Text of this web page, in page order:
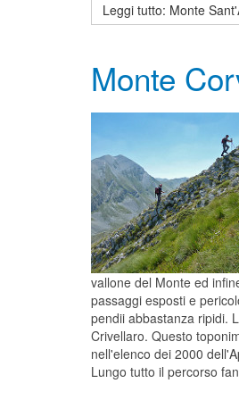
Leggi tutto: Monte
Monte
vallone del Monte ed
passaggi esposti e
pendii abbastanza ripidi.
Crivellaro. Questo
nell'elenco dei 2000
Lungo tutto il percorso